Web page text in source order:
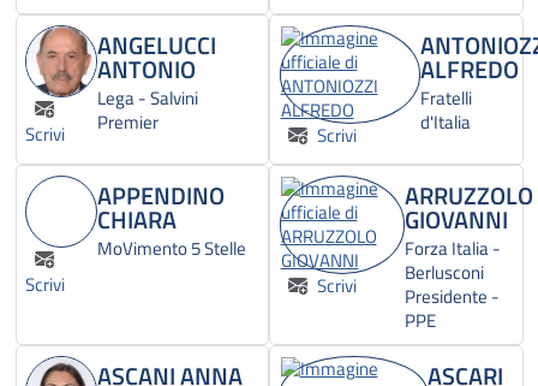
Scrivi
ANGELUCCI
ANTONIO
Lega - Salvini
Premier
Scrivi
ALFREDO
Fratelli
d'Italia
Scrivi
APPENDINO
CHIARA
MoVimento 5 Stelle
Scrivi
ARRUZZOLO
GIOVANNI
Forza Italia -
Berlusconi
Presidente -
PPE
ASCANI ANNA ASCARI